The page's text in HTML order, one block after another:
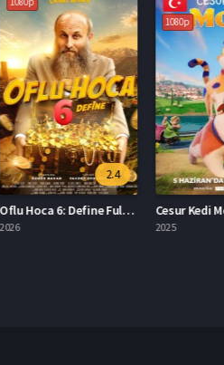
2.4
Oflu Hoca 6: Define Full İzle
1080p